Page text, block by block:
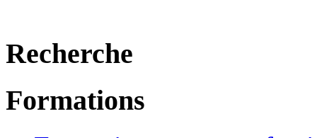
Recherche
Formations